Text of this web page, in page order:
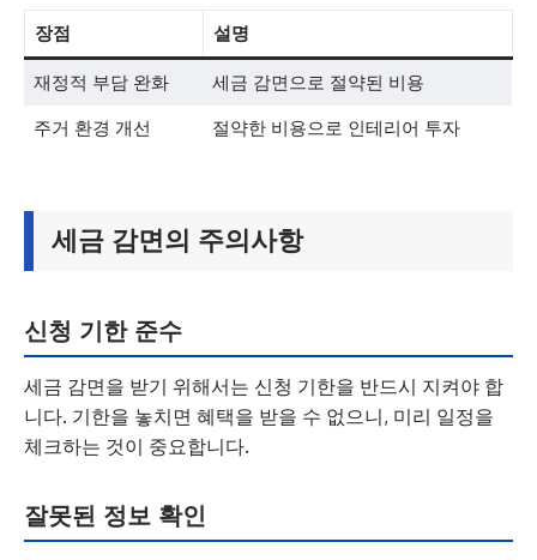
장점 설명
재정적 부담 완화 세금 감면으로 절약된 비용
주거 환경 개선 절약한 비용으로 인테리어 투자
세금 감면의 주의사항
신청 기한 준수
세금 감면을 받기 위해서는 신청 기한을 반드시 지켜야 합
니다. 기한을 놓치면 혜택을 받을 수 없으니, 미리 일정을
체크하는 것이 중요합니다.
잘못된 정보 확인